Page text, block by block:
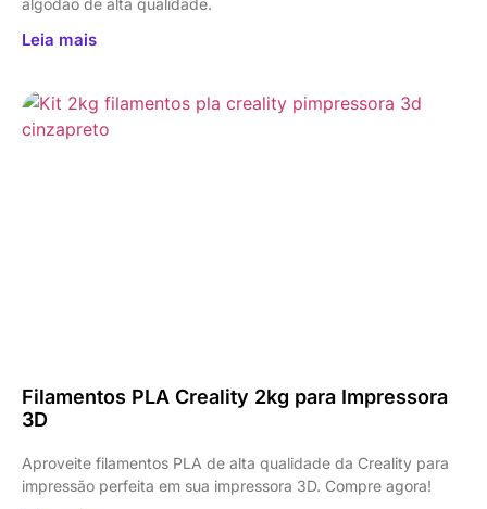
Leia mais
Filamentos PLA Creality 2kg para Impressora
3D
Aproveite filamentos PLA de alta qualidade da Creality para
impressão perfeita em sua impressora 3D. Compre agora!